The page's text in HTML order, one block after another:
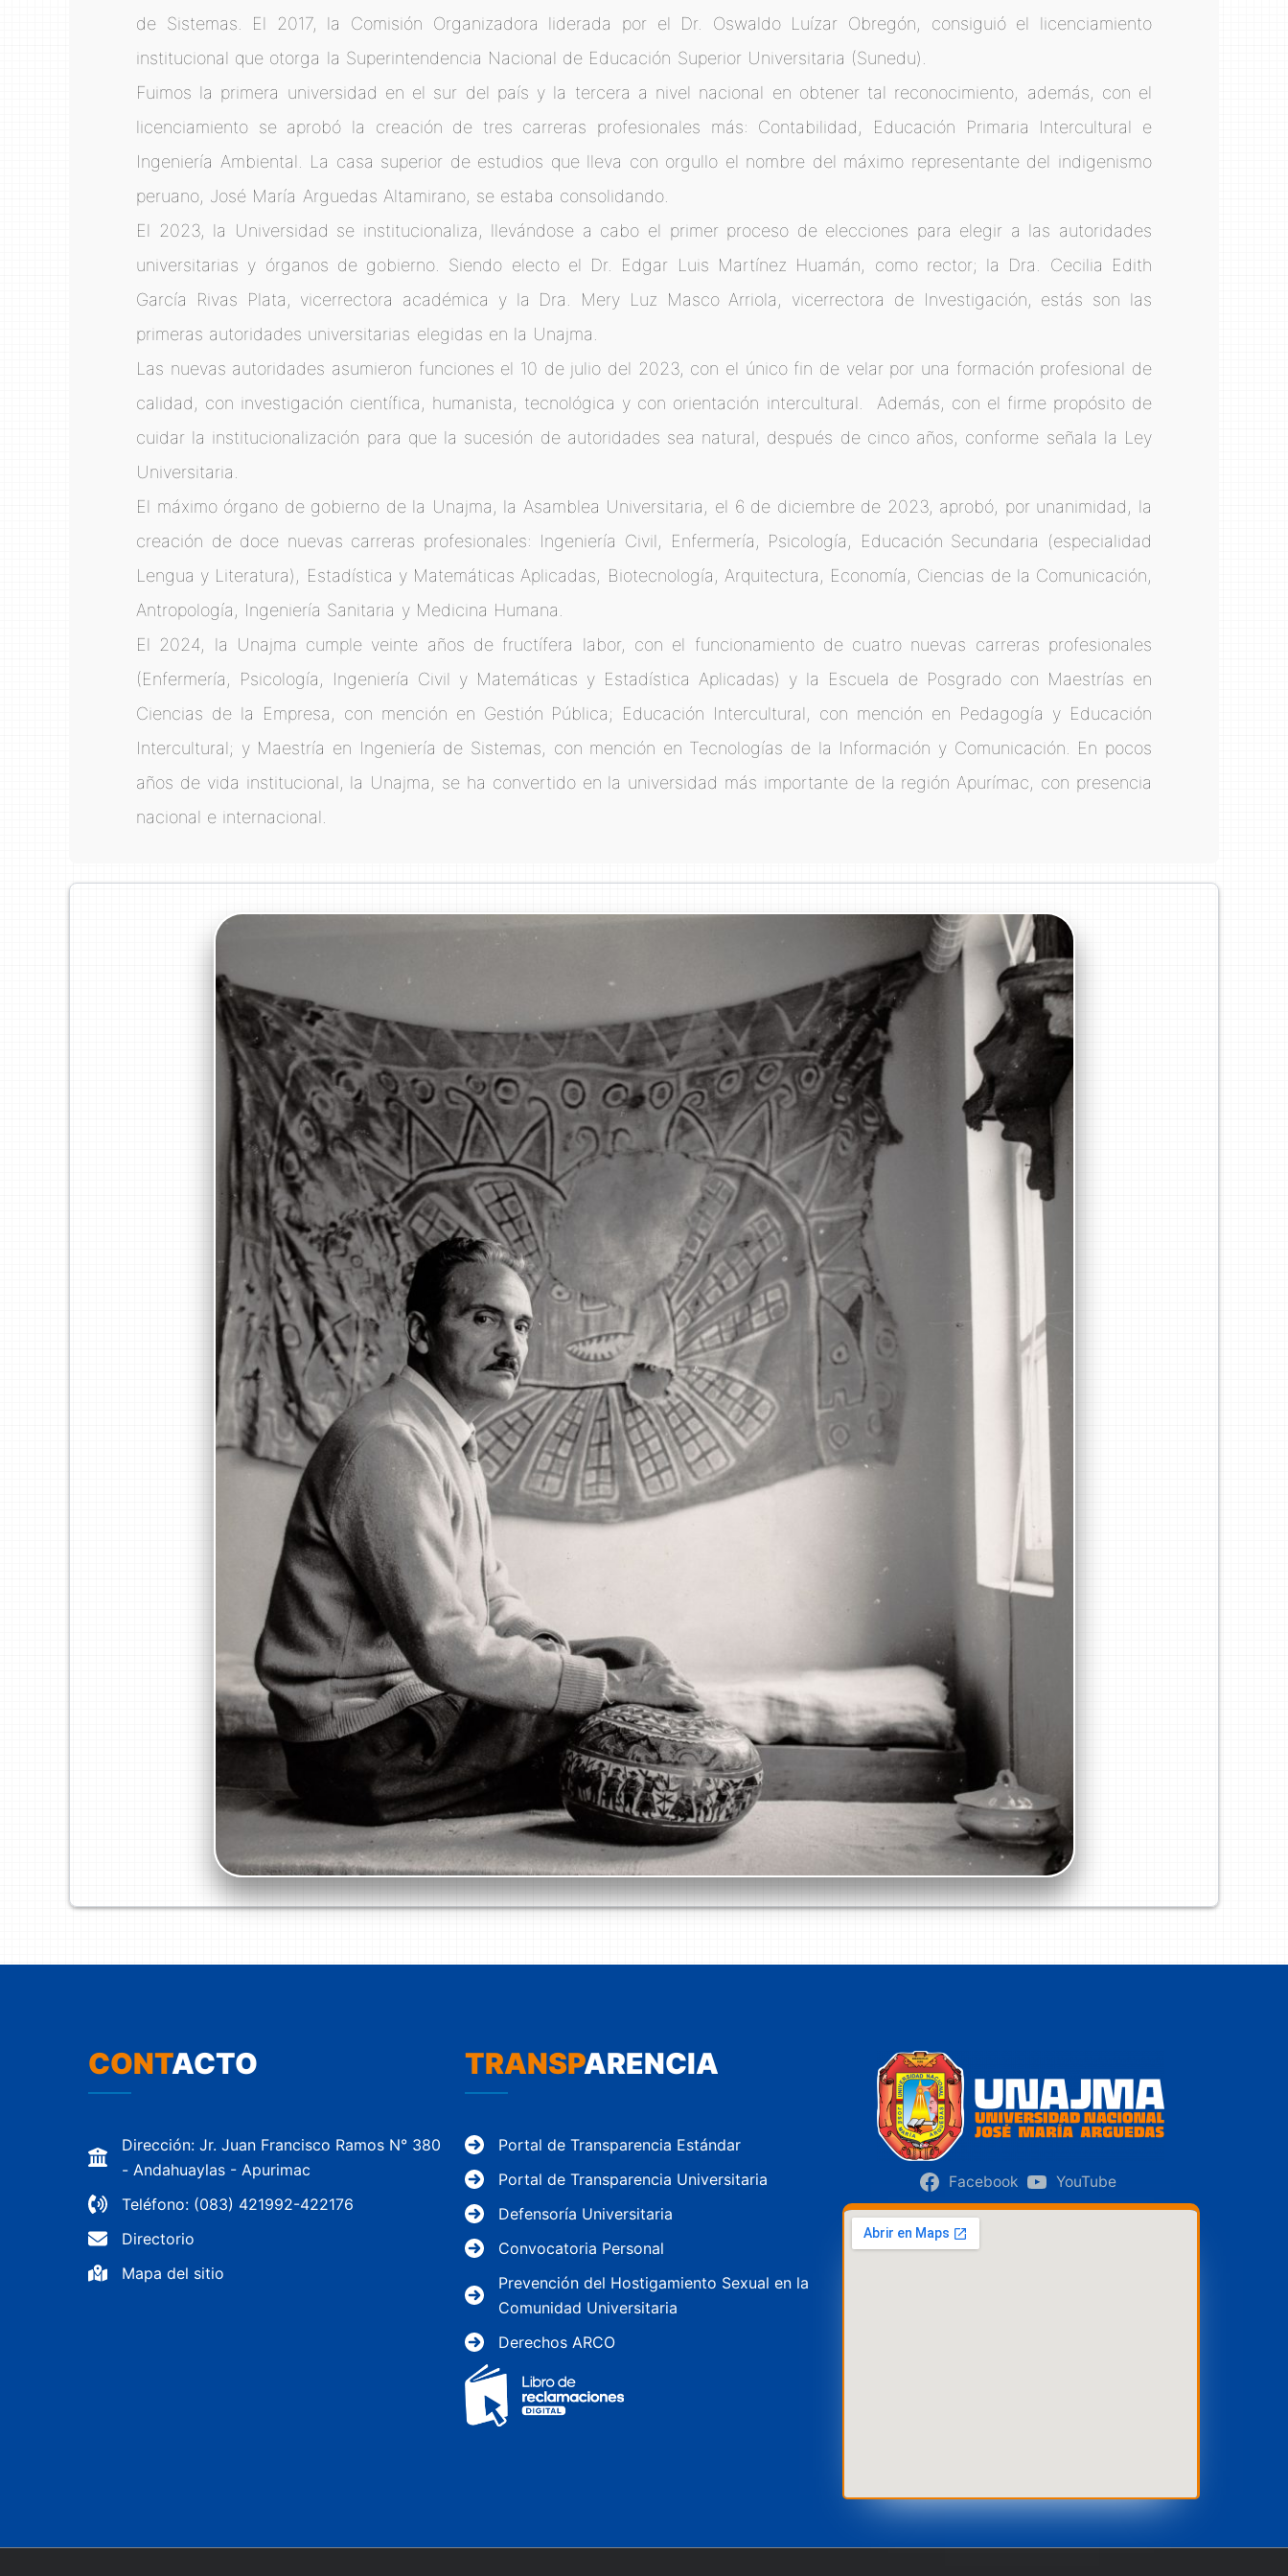
de Sistemas. El 2017, la Comisión Organizadora liderada por el Dr. Oswaldo Luízar Obregón, consiguió el licenciamiento
institucional que otorga la Superintendencia Nacional de Educación Superior Universitaria (Sunedu).
Fuimos la primera universidad en el sur del país y la tercera a nivel nacional en obtener tal reconocimiento, además, con el
licenciamiento se aprobó la creación de tres carreras profesionales más: Contabilidad, Educación Primaria Intercultural e
Ingeniería Ambiental. La casa superior de estudios que lleva con orgullo el nombre del máximo representante del indigenismo
peruano, José María Arguedas Altamirano, se estaba consolidando.
El 2023, la Universidad se institucionaliza, llevándose a cabo el primer proceso de elecciones para elegir a las autoridades
universitarias y órganos de gobierno. Siendo electo el Dr. Edgar Luis Martínez Huamán, como rector; la Dra. Cecilia Edith
García Rivas Plata, vicerrectora académica y la Dra. Mery Luz Masco Arriola, vicerrectora de Investigación, estás son las
primeras autoridades universitarias elegidas en la Unajma.
Las nuevas autoridades asumieron funciones el 10 de julio del 2023, con el único fin de velar por una formación profesional de
calidad, con investigación científica, humanista, tecnológica y con orientación intercultural. Además, con el firme propósito de
cuidar la institucionalización para que la sucesión de autoridades sea natural, después de cinco años, conforme señala la Ley
Universitaria.
El máximo órgano de gobierno de la Unajma, la Asamblea Universitaria, el 6 de diciembre de 2023, aprobó, por unanimidad, la
creación de doce nuevas carreras profesionales: Ingeniería Civil, Enfermería, Psicología, Educación Secundaria (especialidad
Lengua y Literatura), Estadística y Matemáticas Aplicadas, Biotecnología, Arquitectura, Economía, Ciencias de la Comunicación,
Antropología, Ingeniería Sanitaria y Medicina Humana.
El 2024, la Unajma cumple veinte años de fructífera labor, con el funcionamiento de cuatro nuevas carreras profesionales
(Enfermería, Psicología, Ingeniería Civil y Matemáticas y Estadística Aplicadas) y la Escuela de Posgrado con Maestrías en
Ciencias de la Empresa, con mención en Gestión Pública; Educación Intercultural, con mención en Pedagogía y Educación
Intercultural; y Maestría en Ingeniería de Sistemas, con mención en Tecnologías de la Información y Comunicación. En pocos
años de vida institucional, la Unajma, se ha convertido en la universidad más importante de la región Apurímac, con presencia
nacional e internacional.
CONTACTO
Dirección: Jr. Juan Francisco Ramos N° 380
- Andahuaylas - Apurimac
Teléfono: (083) 421992-422176
Directorio
Mapa del sitio
TRANSPARENCIA
Portal de Transparencia Estándar
Portal de Transparencia Universitaria
Defensoría Universitaria
Convocatoria Personal
Prevención del Hostigamiento Sexual en la
Comunidad Universitaria
Derechos ARCO
Facebook YouTube